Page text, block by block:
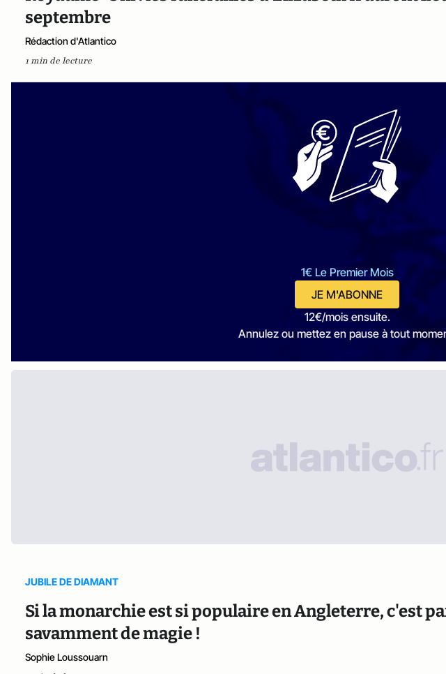
septembre
Rédaction d'Atlantico
1 min de lecture
1€ Le Premier Mois
JE M'ABONNE
12€/mois ensuite.
Annulez ou mettez en pause à tout
JUBILE DE DIAMANT
Si la monarchie est si populaire en Angleterre, c'est
savamment de magie !
Sophie Loussouarn